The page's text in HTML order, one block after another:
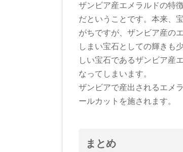
ザンビア産エメラルドの特
だということです。本来、
がちですが、ザンビア産の
しまい宝石としての輝きも
しい宝石であるザンビア産
なってしまいます。
ザンビアで産出されるエメ
ールカットを施されます。
まとめ